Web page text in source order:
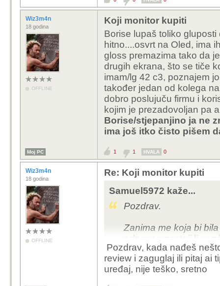
Wiz3m4n
18 godina
OFFLINE
Koji monitor kupiti
Borise lupaš toliko
hitno....osvrt na Oled, ima
gloss premazima tako da
drugih ekrana, što se tiče
imam/lg 42 c3, poznajem
također jedan od kolega
dobro poslujuču firmu i
kojim je prezadovoljan pa
Borise/stjepanjino ja ne
ima još itko čisto pišem
Moj PC 1 1 HVALA 0
Wiz3m4n
18 godina
OFFLINE
Re: Koji monitor kupiti
Samuel5972 kaže...
Pozdrav.
Zanima me koja bi
odnosno postoji li
Trebao bi mi IPS
HDMI 2.1 podrskom.
Pozdrav, kada nađeš
review i zaguglaj ili pitaj ai
uređaj, nije teško, sretno